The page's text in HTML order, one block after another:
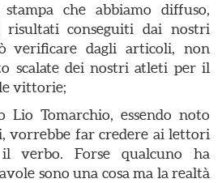
che abbiamo diffuso,
conseguiti dai nostri
verificare dagli articoli, non
scalate dei nostri atleti per il
vittorie;
Lio Tomarchio, essendo noto
vorrebbe far credere ai lettori
verbo. Forse qualcuno ha
sono una cosa ma la realtà